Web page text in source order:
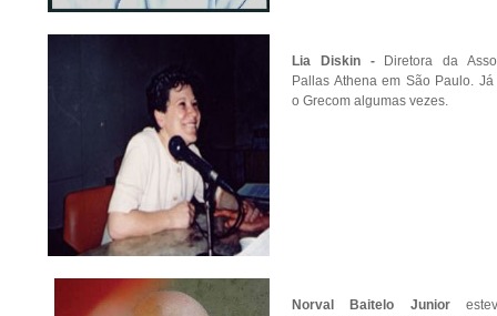
Lia Diskin -
Diretora da
Pallas Athena em São Paulo. Já
o Grecom algumas vezes.
Norval Baitelo Junior